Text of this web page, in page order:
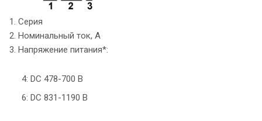
1. Серия
2. Номинальный ток, А
3. Напряжение питания*:
4: DC 478-700 В
6: DC 831-1190 В